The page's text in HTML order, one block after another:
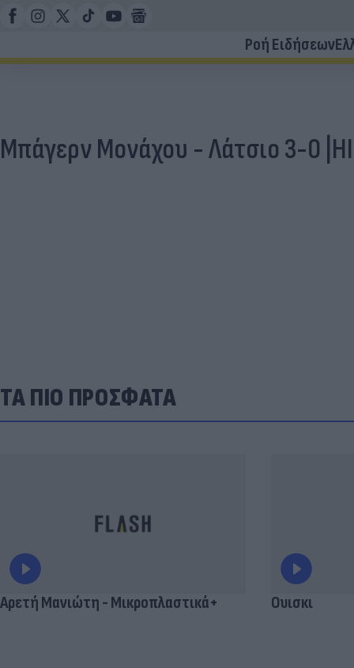
Ροή Ειδήσεων
Μπάγερν Μονάχου - Λάτσιο 3-0
ΤΑ ΠΙΟ ΠΡΟΣΦΑΤΑ
Αρετή Μανιώτη - Μικροπλαστικά+ Ουισκι